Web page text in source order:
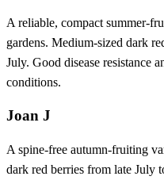
A reliable, compact summer-
gardens. Medium-sized dark
July. Good disease resistance
conditions.
Joan J
A spine-free autumn-fruiting
dark red berries from late July